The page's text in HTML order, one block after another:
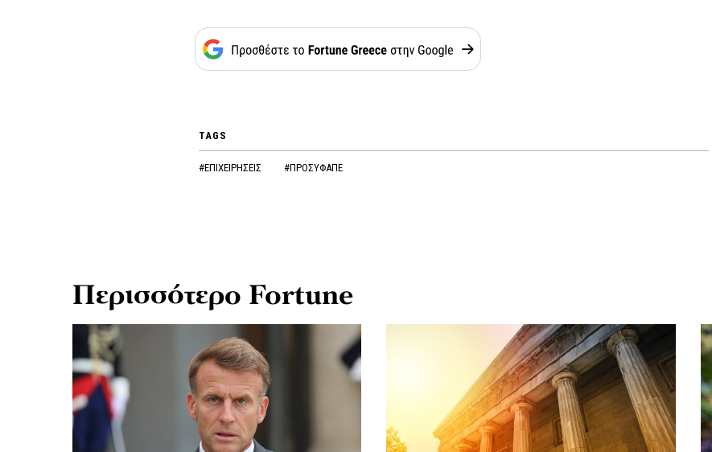
TAGS
#ΕΠΙΧΕΙΡΗΣΕΙΣ #ΠΡΟΣΥΦΑΠΕ
Περισσότερο Fortune